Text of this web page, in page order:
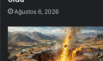
Ağustos 6, 2026